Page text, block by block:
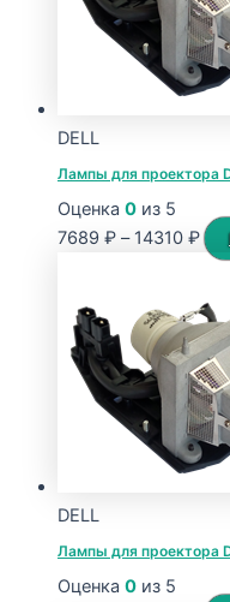
DELL
Лампы для проектора
Оценка 0 из 5
7689 ₽ – 14310 ₽
–
DELL
Лампы для проектора
Оценка 0 из 5